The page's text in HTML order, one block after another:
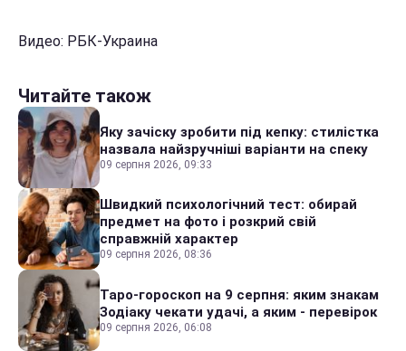
Видео: РБК-Украина
Читайте також
Яку зачіску зробити під кепку: стилістка
назвала найзручніші варіанти на спеку
09 серпня 2026, 09:33
Швидкий психологічний тест: обирай
предмет на фото і розкрий свій
справжній характер
09 серпня 2026, 08:36
Таро-гороскоп на 9 серпня: яким знакам
Зодіаку чекати удачі, а яким - перевірок
09 серпня 2026, 06:08